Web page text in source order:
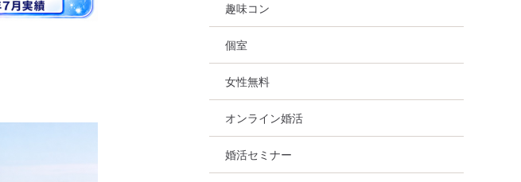
趣味コン
個室
女性無料
オンライン婚活
婚活セミナー